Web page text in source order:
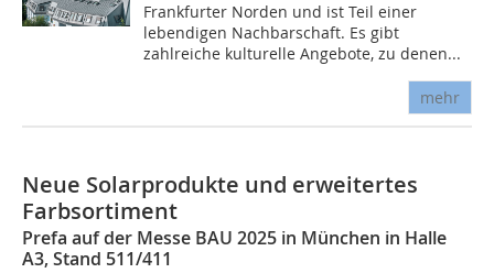
Frankfurter Norden und ist Teil einer
lebendigen Nachbarschaft. Es gibt
zahlreiche kulturelle Angebote, zu denen...
mehr
Neue Solarprodukte und erweitertes
Farbsortiment
Prefa auf der Messe BAU 2025 in München in Halle
A3, Stand 511/411